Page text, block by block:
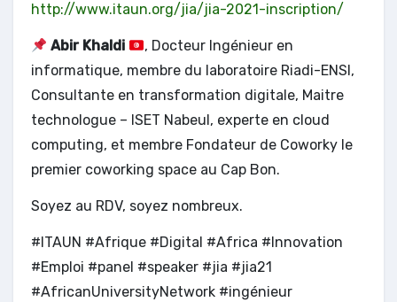
http://www.itaun.org/jia/jia-2021-inscription/
Abir Khaldi
, Docteur Ingénieur en
informatique, membre du laboratoire Riadi-ENSI,
Consultante en transformation digitale, Maitre
technologue – ISET Nabeul, experte en cloud
computing, et membre Fondateur de Coworky le
premier coworking space au Cap Bon.
Soyez au RDV, soyez nombreux.
#ITAUN #Afrique #Digital #Africa #Innovation
#Emploi #panel #speaker #jia #jia21
#AfricanUniversityNetwork #ingénieur